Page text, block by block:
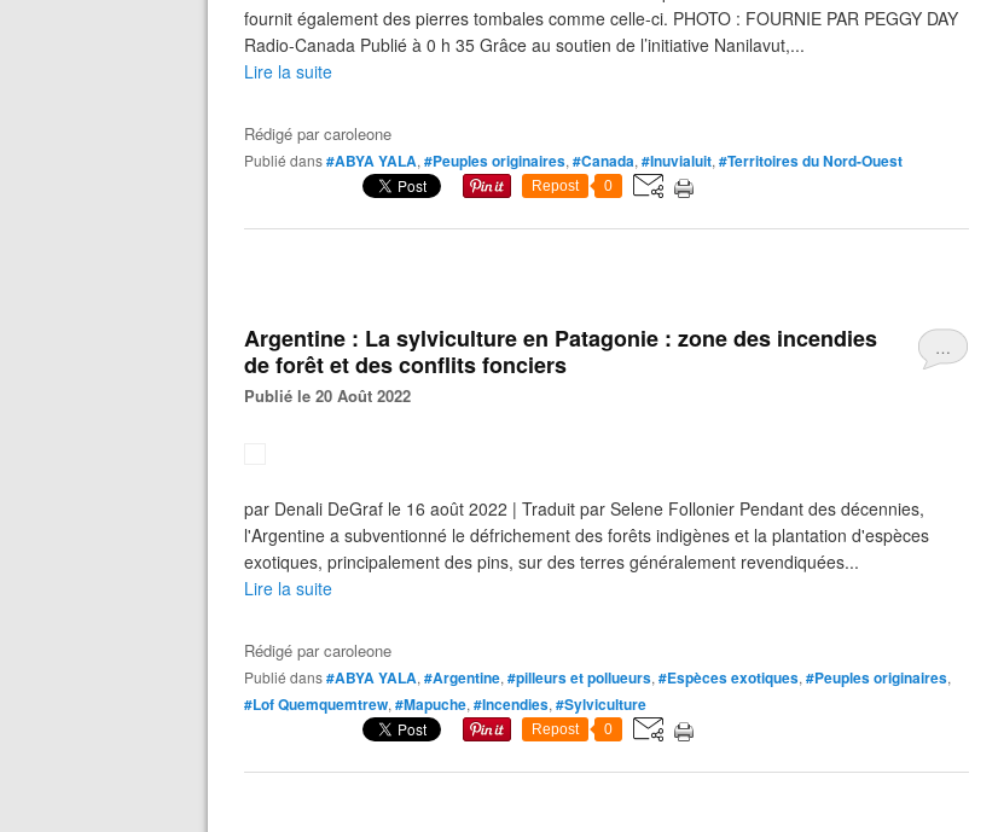
fournit également des pierres tombales comme celle-ci. PHOTO : FOURNIE PAR PEGGY DAY
Radio-Canada Publié à 0 h 35 Grâce au soutien de l’initiative Nanilavut,...
Lire la suite
Rédigé parcaroleone
Publié dans#ABYA YALA, #Peuples originaires, #Canada, #Inuvialuit, #Territoires du Nord-Ouest
Repost 0
…
Argentine : La sylviculture en Patagonie : zone des incendies
de forêt et des conflits fonciers
Publié le 20 Août 2022
par Denali DeGraf le 16 août 2022 | Traduit par Selene Follonier Pendant des décennies,
l'Argentine a subventionné le défrichement des forêts indigènes et la plantation d'espèces
exotiques, principalement des pins, sur des terres généralement revendiquées...
Lire la suite
Rédigé parcaroleone
Publié dans#ABYA YALA, #Argentine, #pilleurs et pollueurs, #Espèces exotiques, #Peuples originaires,
#Lof Quemquemtrew, #Mapuche, #Incendies, #Sylviculture
Repost 0